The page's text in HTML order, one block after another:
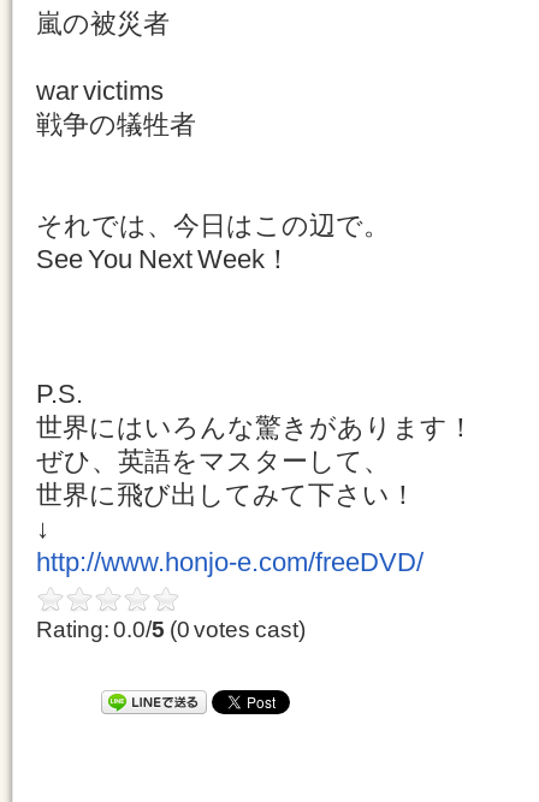
嵐の被災者
war victims
戦争の犠牲者
それでは、今日はこの辺で。
See You Next Week！
P.S.
世界にはいろんな驚きがあります！
ぜひ、英語をマスターして、
世界に飛び出してみて下さい！
↓
http://www.honjo-e.com/freeDVD/
Rating: 0.0/5 (0 votes cast)